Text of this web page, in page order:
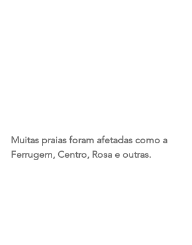
Muitas praias foram afetadas como a
Ferrugem, Centro, Rosa e outras.